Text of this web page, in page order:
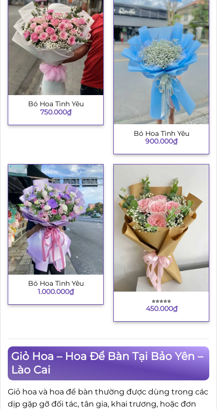
Bó Hoa Tình Yêu
750.000₫
Bó Hoa Tình Yêu
900.000₫
Bó Hoa Tình Yêu
1.000.000₫
⭐︎⭐︎⭐︎⭐︎⭐︎
450.000₫
Giỏ Hoa – Hoa Để Bàn Tại Bảo Yên –
Lào Cai
Giỏ hoa và hoa để bàn thường được dùng trong các
dịp gặp gỡ đối tác, tân gia, khai trương, hoặc đơn